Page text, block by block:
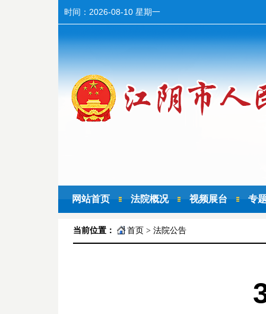
时间： 2026-08-10 星期一
网站首页 法院概况 视频展台 专
当前位置： 首页 > 法院公告